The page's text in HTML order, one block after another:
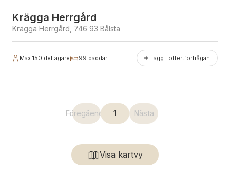
Krägga Herrgård
Krägga Herrgård, 746 93 Bålsta
Max 150 deltagare 99 bäddar Lägg i offertförfrågan
Föregående 1 Nästa
Visa kartvy